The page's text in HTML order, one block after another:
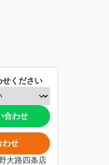
せください
合わせ
わせ
大路四条店